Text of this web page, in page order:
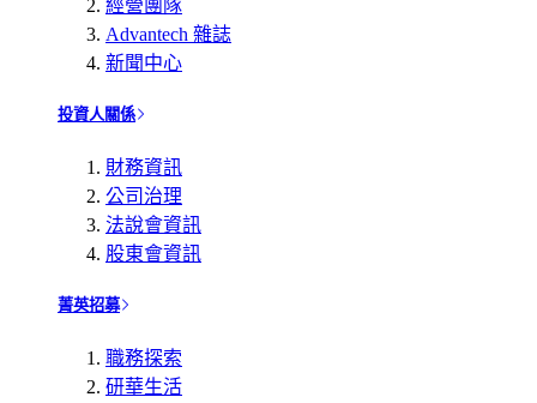
經營團隊
Advantech 雜誌
新聞中心
投資人關係
財務資訊
公司治理
法說會資訊
股東會資訊
菁英招募
職務探索
研華生活